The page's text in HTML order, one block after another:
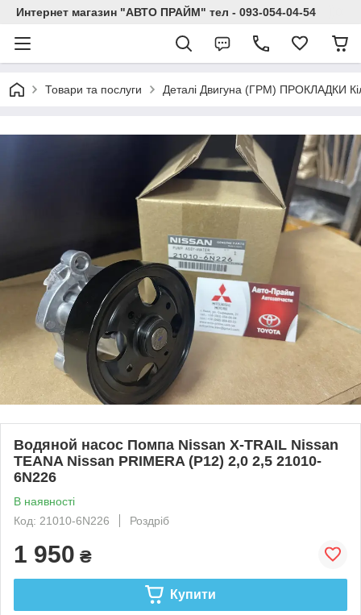
Интернет магазин "АВТО ПРАЙМ" тел - 093-054-04-54
Товари та послуги Деталі Двигуна (ГРМ) ПРОКЛАДКИ
Водяной насос Помпа Nissan X-TRAIL Nissan
TEANA Nissan PRIMERA (P12) 2,0 2,5 21010-
6N226
В наявності
Код: 21010-6N226
Роздріб
1 950 ₴
Купити